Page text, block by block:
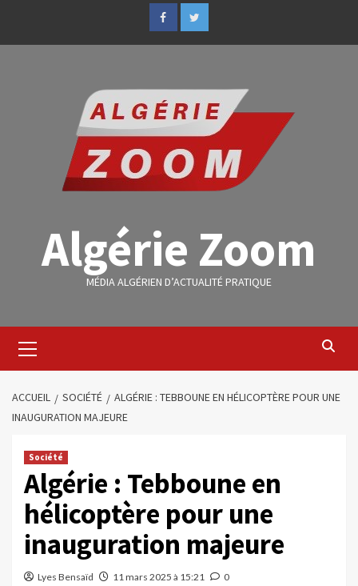
Algérie Zoom
MÉDIA ALGÉRIEN D’ACTUALITÉ PRATIQUE
ACCUEIL SOCIÉTÉ
ALGÉRIE : TEBBOUNE EN HÉLICOPTÈRE POUR UNE
INAUGURATION MAJEURE
Société
Algérie : Tebboune en
hélicoptère pour une
inauguration majeure
Lyes Bensaïd 11 mars 2025 à 15:21 0